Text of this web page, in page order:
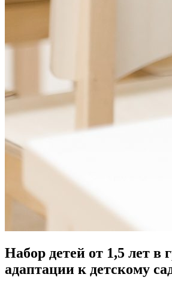
Набор детей от 1,5 лет в
адаптации к детскому